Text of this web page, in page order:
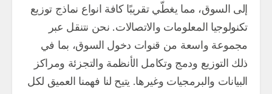
إلى السوق، مما يغطّي تقريبًا كافة انواع نماذج توزيع
تكنولوجيا المعلومات والاتصالات. نحن نتنقل عبر
مجموعة واسعة من قنوات دخول السوق، بما في
ذلك التوزيع ودمج وتكامل الأنظمة والتجزئة ومراكز
البيانات والبرمجيات وغيرها. يتيح لنا فهمنا العميق لكل